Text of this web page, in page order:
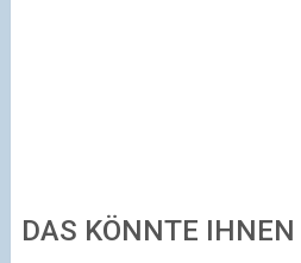
DAS KÖNNTE IHNEN